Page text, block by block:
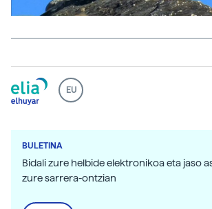
EU
BULETINA
Bidali zure helbide elektronikoa eta jaso
zure sarrera-ontzian